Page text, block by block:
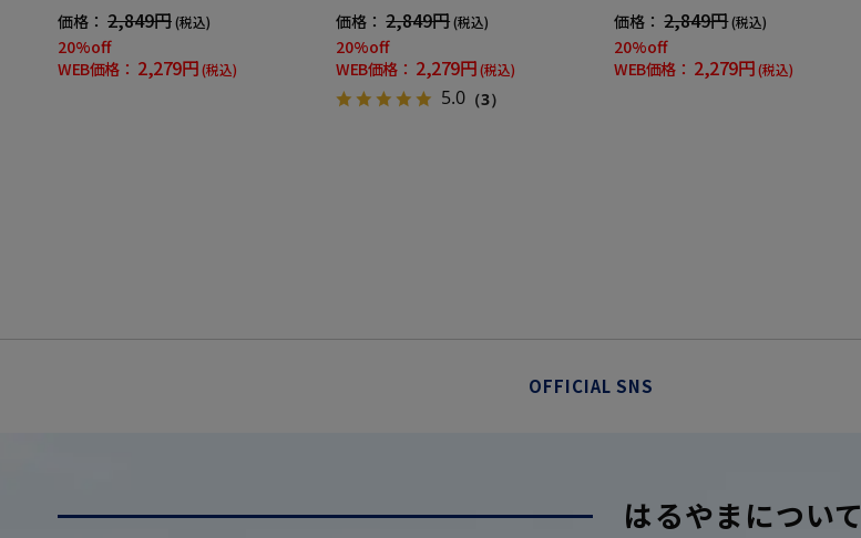
価格： 2,849円(税込)
20%off
WEB価格： 2,279円(税込)
価格： 2,849円(税込)
20%off
WEB価格： 2,279円(税込)
5.0 （3）
価格： 2,849円(税込)
20%off
WEB価格： 2,279円(税込)
OFFICIAL SNS
はるやまについて